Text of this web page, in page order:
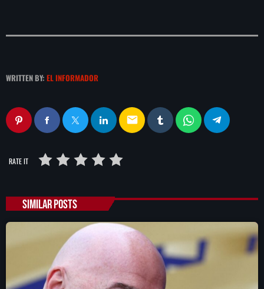
WRITTEN BY: EL INFORMADOR
email
RATE IT
SIMILAR POSTS